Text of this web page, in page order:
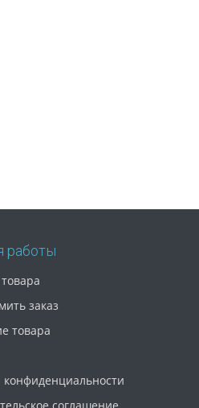
работы
заказ
товара
конфиденциальности